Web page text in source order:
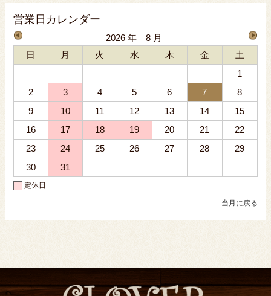
営業日カレンダー
2026 年 8 月
日
月 火 水 木 金
土
1
2
3 4 5 6 7
8
9
10 11 12 13 14
15
16
17 18 19 20 21
22
23
24 25 26 27 28
29
30
31
定休日
当月に戻る